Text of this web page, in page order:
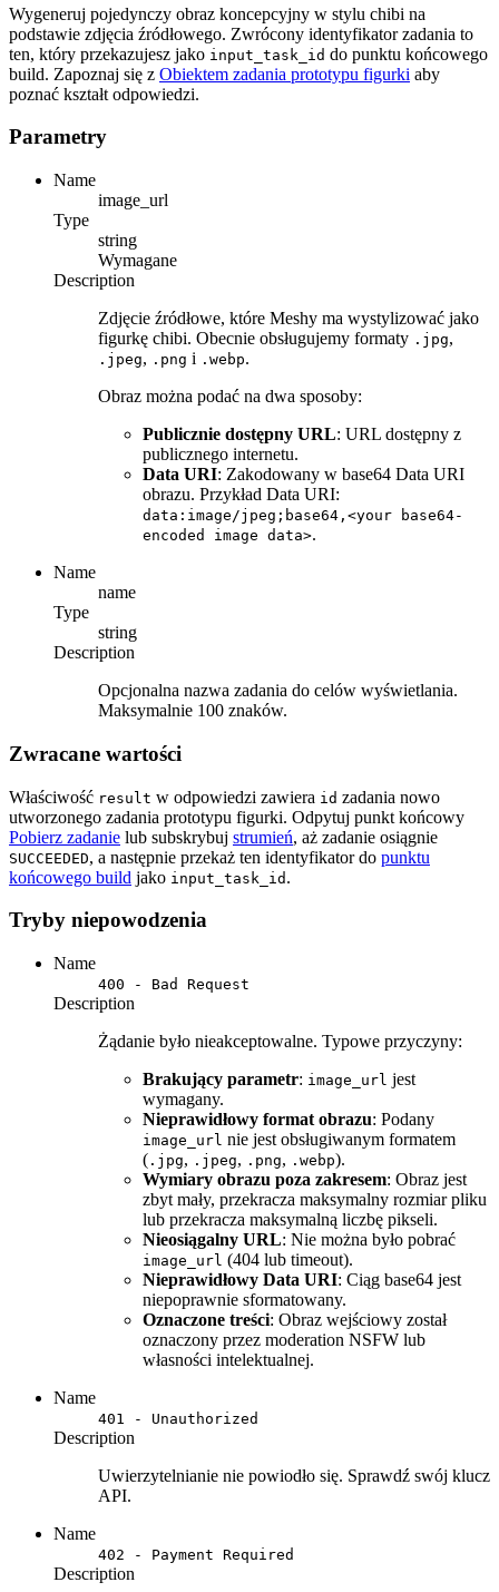
Wygeneruj pojedynczy obraz koncepcyjny w stylu chibi na
podstawie zdjęcia źródłowego. Zwrócony identyfikator zadania to
ten, który przekazujesz jako input_task_id do punktu końcowego
build. Zapoznaj się z Obiektem zadania prototypu figurki aby
poznać kształt odpowiedzi.
Parametry
Name
image_url
Type
string
Wymagane
Description
Zdjęcie źródłowe, które Meshy ma wystylizować jako
figurkę chibi. Obecnie obsługujemy formaty .jpg,
.jpeg, .png i .webp.
Obraz można podać na dwa sposoby:
Publicznie dostępny URL: URL dostępny z
publicznego internetu.
Data URI: Zakodowany w base64 Data URI
obrazu. Przykład Data URI:
data:image/jpeg;base64,<your base64-
encoded image data>.
Name
name
Type
string
Description
Opcjonalna nazwa zadania do celów wyświetlania.
Maksymalnie 100 znaków.
Zwracane wartości
Właściwość result w odpowiedzi zawiera id zadania nowo
utworzonego zadania prototypu figurki. Odpytuj punkt końcowy
Pobierz zadanie lub subskrybuj strumień, aż zadanie osiągnie
SUCCEEDED, a następnie przekaż ten identyfikator do punktu
końcowego build jako input_task_id .
Tryby niepowodzenia
Name
400 - Bad Request
Description
Żądanie było nieakceptowalne. Typowe przyczyny:
Brakujący parametr: image_url jest
wymagany.
Nieprawidłowy format obrazu: Podany
image_url nie jest obsługiwanym formatem
( .jpg, .jpeg, .png, .webp).
Wymiary obrazu poza zakresem: Obraz jest
zbyt mały, przekracza maksymalny rozmiar pliku
lub przekracza maksymalną liczbę pikseli.
Nieosiągalny URL: Nie można było pobrać
image_url (404 lub timeout).
Nieprawidłowy Data URI: Ciąg base64 jest
niepoprawnie sformatowany.
Oznaczone treści: Obraz wejściowy został
oznaczony przez moderation NSFW lub
własności intelektualnej.
Name
401 - Unauthorized
Description
Uwierzytelnianie nie powiodło się. Sprawdź swój klucz
API.
Name
402 - Payment Required
Description